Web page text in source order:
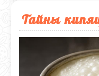
Тайны